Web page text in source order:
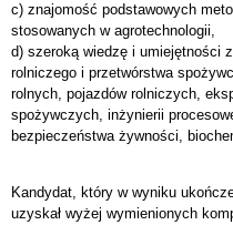
c) znajomość podstawowych
stosowanych w agrotechnologii,
d) szeroką wiedzę i umiejętności
rolniczego i przetwórstwa
rolnych, pojazdów rolniczych,
spożywczych, inżynierii
bezpieczeństwa żywności,
Kandydat, który w wyniku
uzyskał wyżej wymienionych